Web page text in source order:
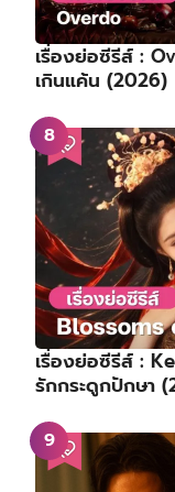
เรื่องย่อซีรีส์ :
เกินแค้น (2026)
เรื่องย่อซีรีส์ :
รักกระดูกปักษา